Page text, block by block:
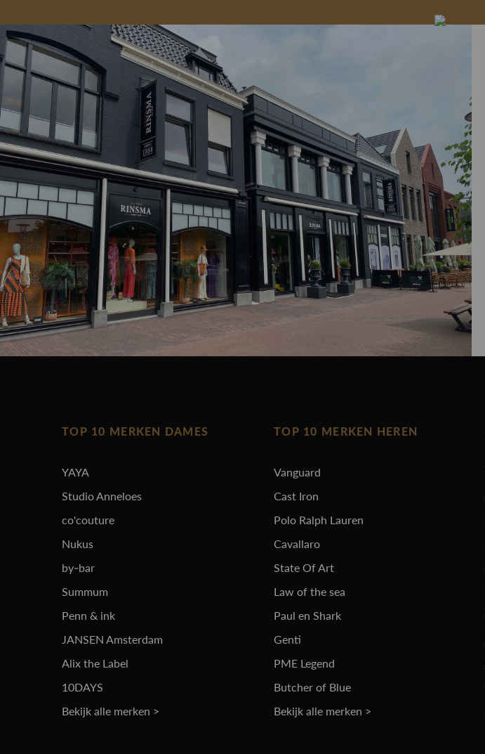
TOP 10 MERKEN DAMES
YAYA
Studio Anneloes
co'couture
Nukus
by-bar
Summum
Penn & ink
JANSEN Amsterdam
Alix the Label
10DAYS
Bekijk alle merken >
TOP 10 MERKEN HEREN
Vanguard
Cast Iron
Polo Ralph Lauren
Cavallaro
State Of Art
Law of the sea
Paul en Shark
Genti
PME Legend
Butcher of Blue
Bekijk alle merken >